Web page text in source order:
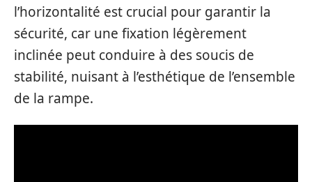
l’horizontalité est crucial pour garantir la
sécurité, car une fixation légèrement
inclinée peut conduire à des soucis de
stabilité, nuisant à l’esthétique de l’ensemble
de la rampe.